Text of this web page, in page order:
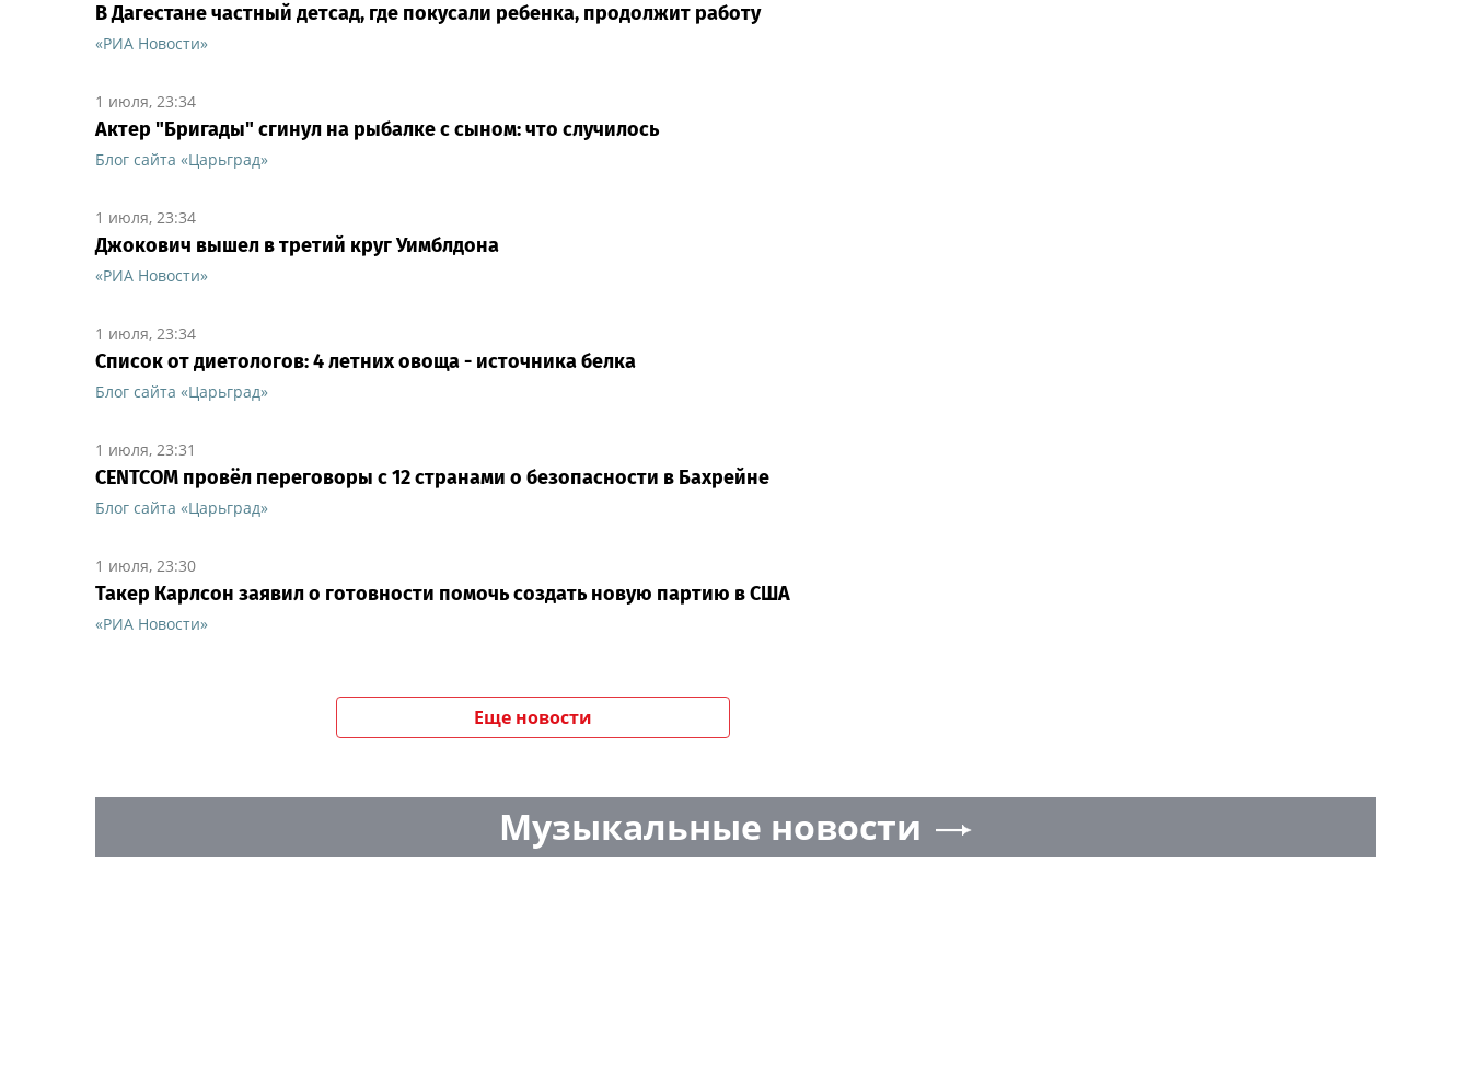
В Дагестане частный детсад, где покусали ребенка, продолжит работу
«РИА Новости»
1 июля, 23:34
Актер "Бригады" сгинул на рыбалке с сыном: что случилось
Блог сайта «Царьград»
1 июля, 23:34
Джокович вышел в третий круг Уимблдона
«РИА Новости»
1 июля, 23:34
Список от диетологов: 4 летних овоща - источника белка
Блог сайта «Царьград»
1 июля, 23:31
CENTCOM провёл переговоры с 12 странами о безопасности в Бахрейне
Блог сайта «Царьград»
1 июля, 23:30
Такер Карлсон заявил о готовности помочь создать новую партию в США
«РИА Новости»
Еще новости
Музыкальные новости